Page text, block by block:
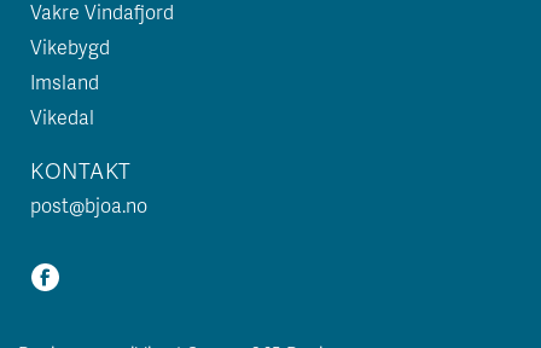
Vakre Vindafjord
Vikebygd
Imsland
Vikedal
KONTAKT
post@bjoa.no